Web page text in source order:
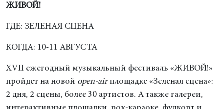
ЖИВОЙ!
ГДЕ: ЗЕЛЕНАЯ СЦЕНА
КОГДА: 10-11 АВГУСТА
XVII ежегодный музыкальный фестиваль «ЖИВОЙ!»
пройдет на новой open-airплощадке «Зеленая сцена»:
2 дня, 2 сцены, более 30 артистов. А также галереи,